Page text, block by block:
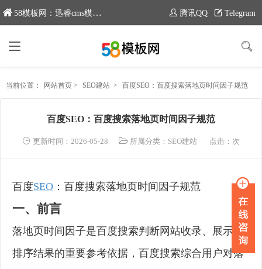
58模板网：迅睿cms模板专业分享平台，新域名：www.moban58.com 腾讯QQ Telegram
当前位置： 网站首页 > SEO建站 > 百度SEO：百度搜索落地页时间因子规范
百度SEO：百度搜索落地页时间因子规范
更新时间：2026-05-28 所属分类： SEO建站 点击： 次
百度SEO ：百度搜索落地页时间因子规范
一、前言
落地页时间因子是百度搜索判断网站收录、展示、
排序结果的重要参考依据，百度搜索综合用户对落